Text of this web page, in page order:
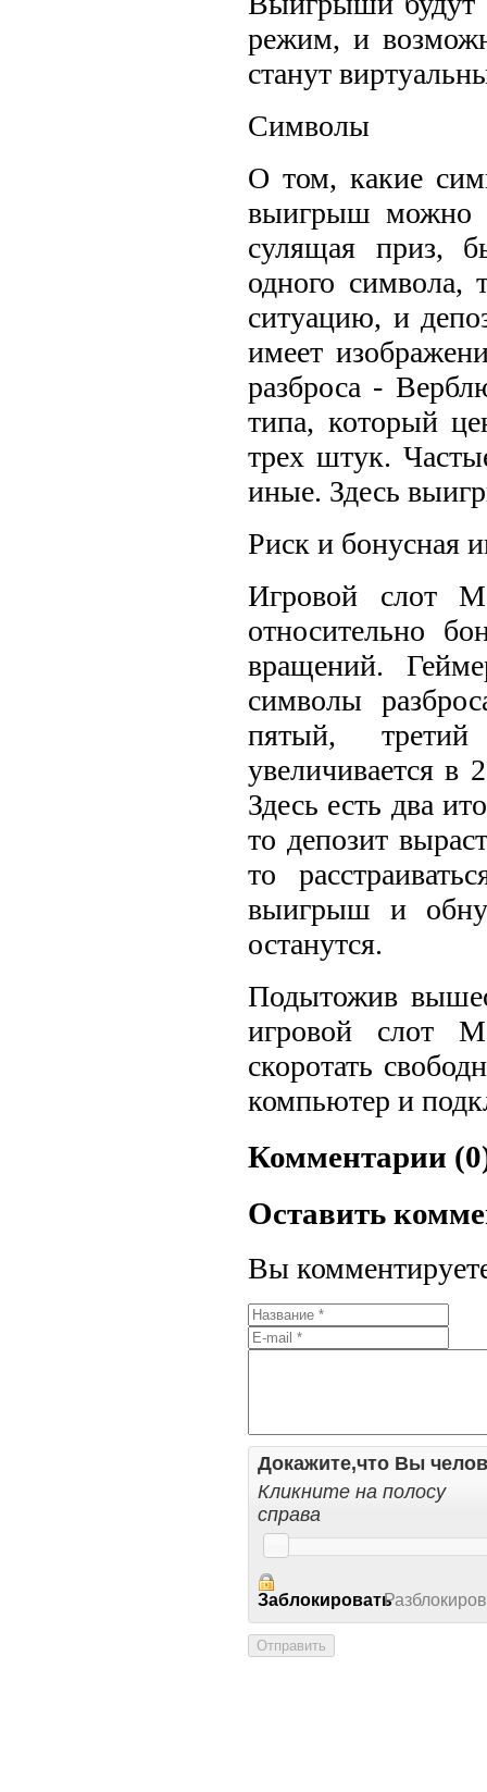
режим, и
станут
Символы
О том, какие
выигрыш можно
сулящая приз,
одного символа,
ситуацию, и
имеет
разброса -
типа, который
трех штук.
иные. Здесь
Риск и бонусная
Игровой слот
относительно
вращений.
символы
пятый,
увеличивается в
Здесь есть два
то депозит
то
выигрыш и
останутся.
Подытожив
игровой слот
скоротать
компьютер и
Комментарии
Оставить
Вы
Докажите,что Вы
Кликните на полосу
справа
Заблокировать